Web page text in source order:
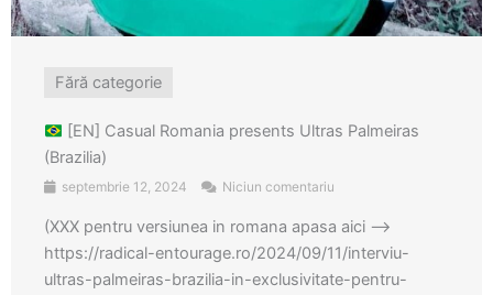
Fără categorie
[EN] Casual Romania presents Ultras Palmeiras
(Brazilia)
septembrie 12, 2024 Niciun comentariu
(XXX pentru versiunea in romana apasa aici –>
https://radical-entourage.ro/2024/09/11/interviu-
ultras-palmeiras-brazilia-in-exclusivitate-pentru-